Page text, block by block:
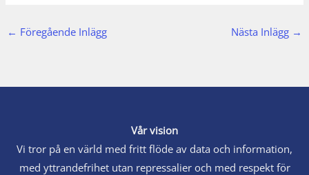
← Föregående Inlägg Nästa Inlägg →
Vår vision
Vi tror på en värld med fritt flöde av data och information,
med yttrandefrihet utan repressalier och med respekt för